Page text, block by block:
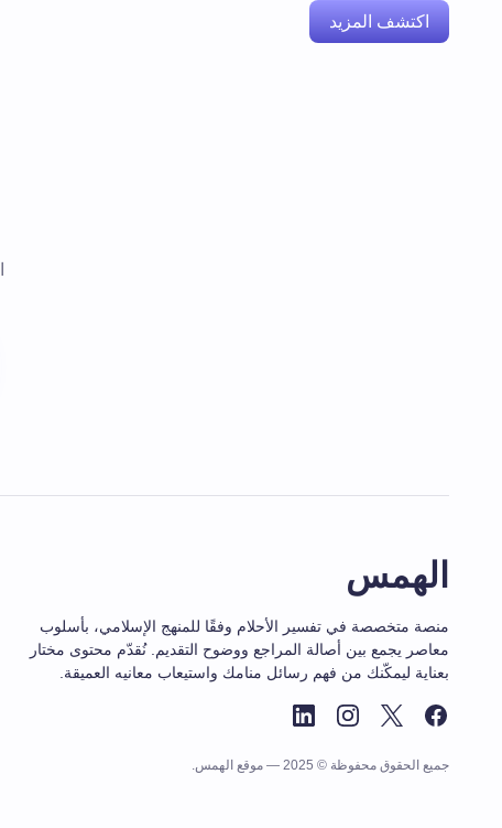
اكتشف المزيد
الهمس
منصة متخصصة في تفسير الأحلام وفقًا للمنهج الإسلامي، بأسلوب
معاصر يجمع بين أصالة المراجع ووضوح التقديم. نُقدّم محتوى مختار
بعناية ليمكّنك من فهم رسائل منامك واستيعاب معانيه العميقة.
جميع الحقوق محفوظة © 2025 — موقع الهمس.